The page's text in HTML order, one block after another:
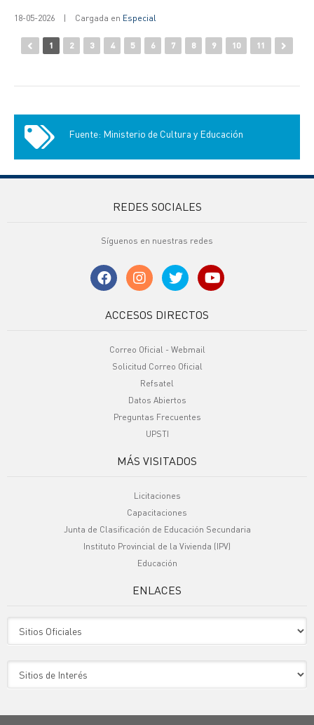
18-05-2026 | Cargada en Especial
1 2 3 4 5 6 7 8 9 10 11
Fuente: Ministerio de Cultura y Educación
REDES SOCIALES
Síguenos en nuestras redes
ACCESOS DIRECTOS
Correo Oficial - Webmail
Solicitud Correo Oficial
Refsatel
Datos Abiertos
Preguntas Frecuentes
UPSTI
MÁS VISITADOS
Licitaciones
Capacitaciones
Junta de Clasificación de Educación Secundaria
Instituto Provincial de la Vivienda (IPV)
Educación
ENLACES